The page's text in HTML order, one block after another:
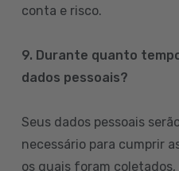
conta e risco.
9. Durante quanto
dados pessoais?
Seus dados pessoais
necessário para cumprir
os quais foram